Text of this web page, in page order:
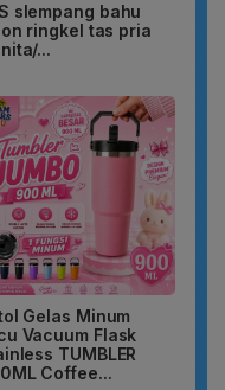
slempang bahu
ringkel tas pria
...
Gelas Minum
Vacuum Flask
TUMBLER
Coffee...